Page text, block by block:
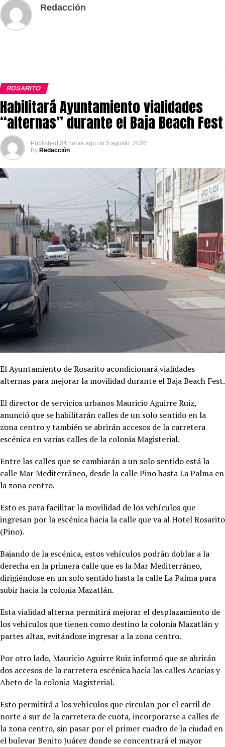
Redacción
ROSARITO
Habilitará Ayuntamiento vialidades
“alternas” durante el Baja Beach Fest
Published 24 horas ago on 5 agosto, 2026
By Redacción
El Ayuntamiento de Rosarito acondicionará vialidades
alternas para mejorar la movilidad durante el Baja Beach Fest.
El director de servicios urbanos Mauricio Aguirre Ruiz,
anunció que se habilitarán calles de un solo sentido en la
zona centro y también se abrirán accesos de la carretera
escénica en varias calles de la colonia Magisterial.
Entre las calles que se cambiarán a un solo sentido está la
calle Mar Mediterráneo, desde la calle Pino hasta La Palma en
la zona centro.
Esto es para facilitar la movilidad de los vehículos que
ingresan por la escénica hacia la calle que va al Hotel Rosarito
(Pino).
Bajando de la escénica, estos vehículos podrán doblar a la
derecha en la primera calle que es la Mar Mediterráneo,
dirigiéndose en un solo sentido hasta la calle La Palma para
subir hacia la colonia Mazatlán.
Esta vialidad alterna permitirá mejorar el desplazamiento de
los vehículos que tienen como destino la colonia Mazatlán y
partes altas, evitándose ingresar a la zona centro.
Por otro lado, Mauricio Aguirre Ruiz informó que se abrirán
dos accesos de la carretera escénica hacia las calles Acacias y
Abeto de la colonia Magisterial.
Esto permitirá a los vehículos que circulan por el carril de
norte a sur de la carretera de cuota, incorporarse a calles de
la zona centro, sin pasar por el primer cuadro de la ciudad en
el bulevar Benito Juárez donde se concentrará el mayor